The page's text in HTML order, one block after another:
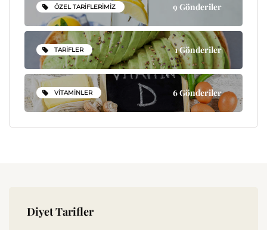
ÖZEL TARIFLERIMIZ 9 Gönderiler
TARIFLER 1 Gönderiler
VITAMINLER 6 Gönderiler
Diyet Tarifler